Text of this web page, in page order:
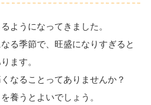
ようになってきました。
る季節で、旺盛になりすぎると
ます。
なることってありませんか？
養うとよいでしょう。